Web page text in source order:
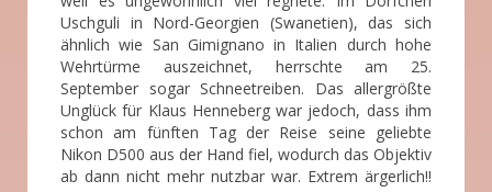
Uschguli in Nord-Georgien (Swanetien), das sich
ähnlich wie San Gimignano in Italien durch hohe
Wehrtürme auszeichnet, herrschte am 25.
September sogar Schneetreiben. Das allergrößte
Unglück für Klaus Henneberg war jedoch, dass ihm
schon am fünften Tag der Reise seine geliebte
Nikon D500 aus der Hand fiel, wodurch das Objektiv
ab dann nicht mehr nutzbar war. Extrem ärgerlich!!